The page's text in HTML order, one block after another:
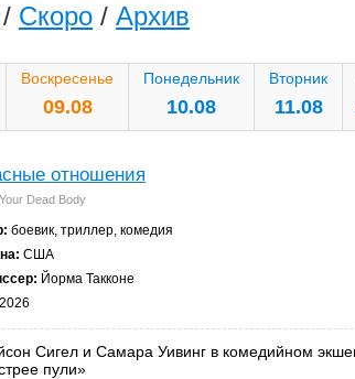
/ Скоро / Архив
Воскресенье
09.08
Понедельник
10.08
Вторник
11.08
отношения
Dead Body
боевик, триллер, комедия
США
Йорма Такконе
2026
Сигел и Самара Уивинг в комедийном
пули»